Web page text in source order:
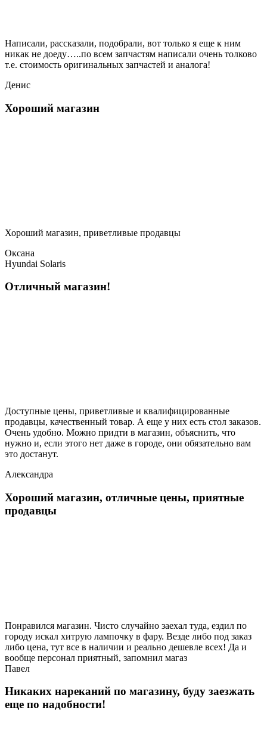
Написали, рассказали, подобрали, вот только я еще к ним
никак не доеду…..по всем запчастям написали очень толково
т.е. стоимость оригинальных запчастей и аналога!
Денис
Хороший магазин
Хороший магазин, приветливые продавцы
Оксана
Hyundai Solaris
Отличный магазин!
Доступные цены, приветливые и квалифицированные
продавцы, качественный товар. А еще у них есть стол заказов.
Очень удобно. Можно придти в магазин, объяснить, что
нужно и, если этого нет даже в городе, они обязательно вам
это достанут.
Александра
Хороший магазин, отличные цены, приятные
продавцы
Понравился магазин. Чисто случайно заехал туда, ездил по
городу искал хитрую лампочку в фару. Везде либо под заказ
либо цена, тут все в наличии и реально дешевле всех! Да и
вообще персонал приятный, запомнил магаз
Павел
Никаких нареканий по магазину, буду заезжать
еще по надобности!